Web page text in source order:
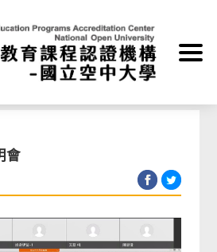
會